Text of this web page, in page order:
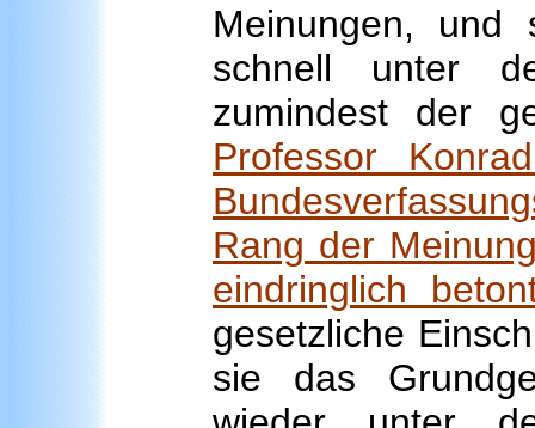
Meinungen,
schnell unter
zumindest der
Professor
Rang der
eindringlich
gesetzliche
sie das